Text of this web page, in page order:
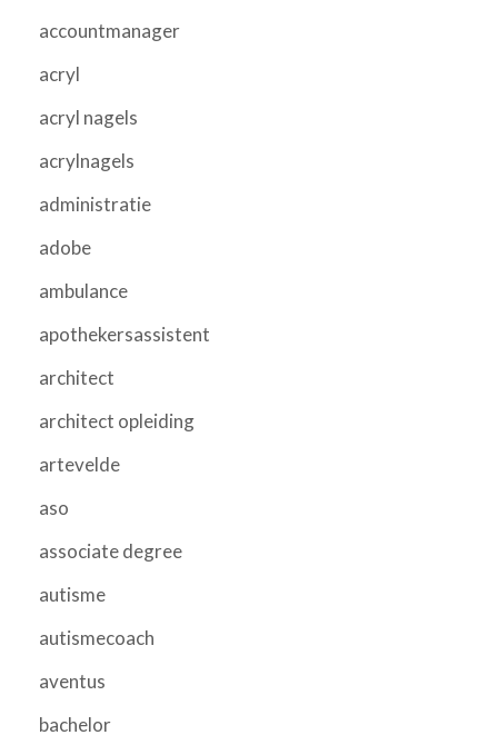
accountmanager
acryl
acryl nagels
acrylnagels
administratie
adobe
ambulance
apothekersassistent
architect
architect opleiding
artevelde
aso
associate degree
autisme
autismecoach
aventus
bachelor